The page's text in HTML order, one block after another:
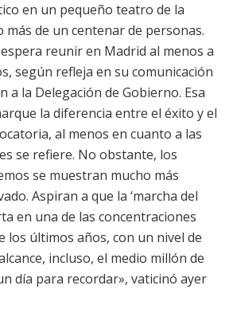
en un pequeño teatro de la
más de un centenar de personas.
reunir en Madrid al menos a
según refleja en su comunicación
a la Delegación de Gobierno. Esa
la diferencia entre el éxito y el
al menos en cuanto a las
se refiere. No obstante, los
se muestran mucho más
Aspiran a que la ‘marcha del
en una de las concentraciones
los últimos años, con un nivel de
incluso, el medio millón de
día para recordar», vaticinó ayer